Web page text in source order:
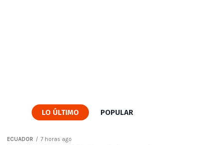
LO ÚLTIMO POPULAR
ECUADOR 7 horas ago